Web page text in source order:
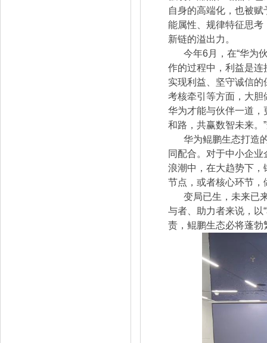
自身的高端化，也被
能属性、规律特征思
新链的溢出力。
今年6月，在“华为
作的过程中，利益是
实现利益、坚守诚信
考核牵引等方面，大
华为才能与伙伴一道
和路，共赢数智未来。
华为鲲鹏生态打造
同配合。对于中小企
浪潮中，在大趋势下
节点，或者核心环节
变局已生，未来已
与者、助力者来说，以
责，鲲鹏生态必将蓬